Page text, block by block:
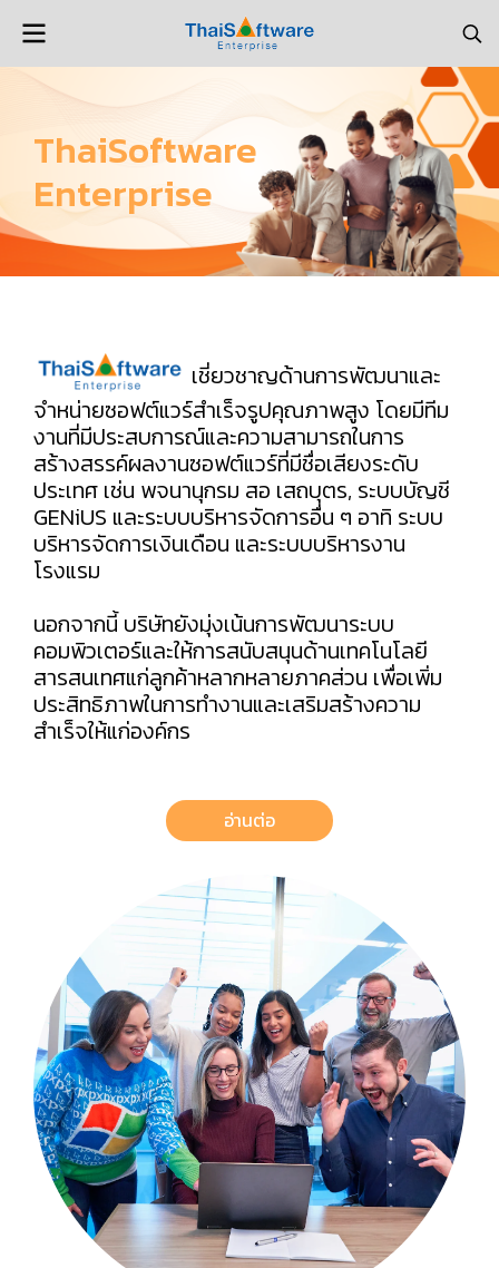
ThaiSoftware
Enterprise
เชี่ยวชาญด้านการพัฒนาและ
จำหน่ายซอฟต์แวร์สำเร็จรูปคุณภาพสูง โดยมีทีม
งานที่มีประสบการณ์และความสามารถในการ
สร้างสรรค์ผลงานซอฟต์แวร์ที่มีชื่อเสียงระดับ
ประเทศ เช่น พจนานุกรม สอ เสถบุตร, ระบบบัญชี
GENiUS และระบบบริหารจัดการอื่น ๆ อาทิ ระบบ
บริหารจัดการเงินเดือน และระบบบริหารงาน
โรงแรม
นอกจากนี้ บริษัทยังมุ่งเน้นการพัฒนาระบบ
คอมพิวเตอร์และให้การสนับสนุนด้านเทคโนโลยี
สารสนเทศแก่ลูกค้าหลากหลายภาคส่วน เพื่อเพิ่ม
ประสิทธิภาพในการทำงานและเสริมสร้างความ
สำเร็จให้แก่องค์กร
อ่านต่อ